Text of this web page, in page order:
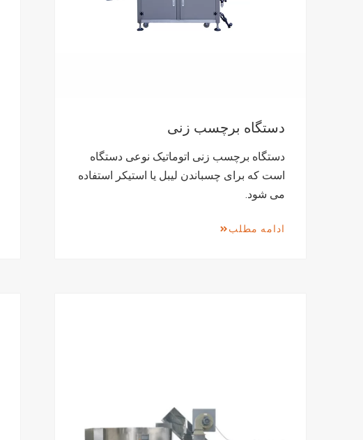
دستگاه برچسب زنی
دستگاه برچسب زنی اتوماتیک نوعی دستگاه
است که برای چسباندن لیبل یا استیکر استفاده
می شود.
ادامه مطلب